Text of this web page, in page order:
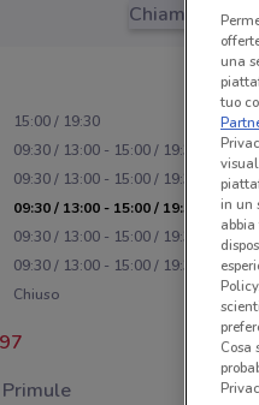
Chiama il
15:00 / 19:30
09:30 / 13:00 - 15:00 / 19:30
09:30 / 13:00 - 15:00 / 19:30
09:30 / 13:00 - 15:00 / 19:30
09:30 / 13:00 - 15:00 / 19:30
09:30 / 13:00 - 15:00 / 19:30
Chiuso
una
tuo
in un
Cosa